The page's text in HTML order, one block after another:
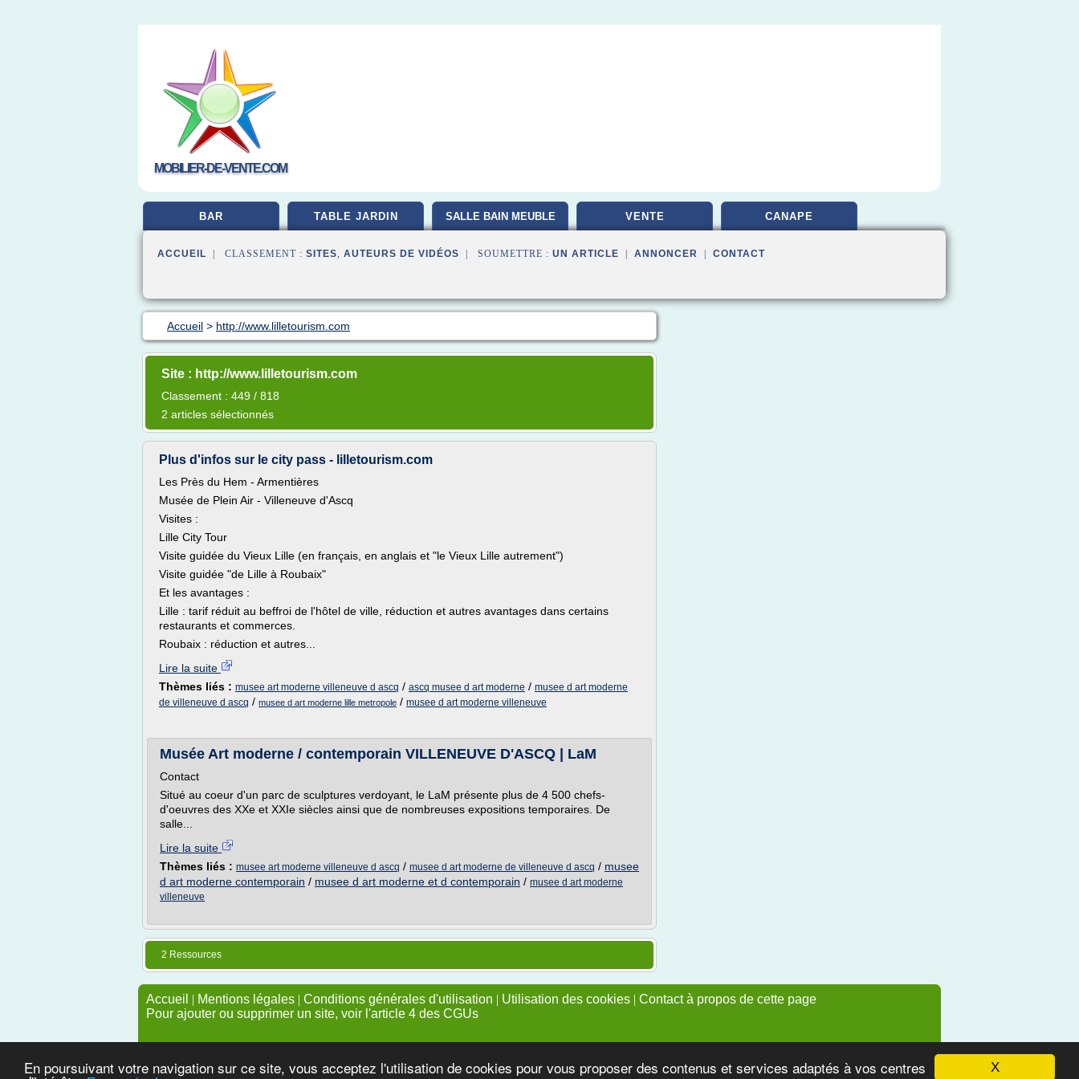
X
En poursuivant votre navigation sur ce site, vous acceptez l'utilisation de cookies pour vous proposer des contenus et services adaptés à vos centres
MOBILIER-DE-VENTE.COM
BAR TABLE JARDIN SALLE BAIN MEUBLE VENTE CANAPE
ACCUEIL | CLASSEMENT : SITES, AUTEURS DE VIDÉOS | SOUMETTRE : UN ARTICLE ANNONCER CONTACT
Accueil > http://www.lilletourism.com
Site : http://www.lilletourism.com
Classement : 449 / 818
2 articles sélectionnés
Plus d'infos sur le city pass - lilletourism.com
Les Près du Hem - Armentières
Musée de Plein Air - Villeneuve d'Ascq
Visites :
Lille City Tour
Visite guidée du Vieux Lille (en français, en anglais et "le Vieux Lille autrement")
Visite guidée "de Lille à Roubaix"
Et les avantages :
Lille : tarif réduit au beffroi de l'hôtel de ville, réduction et autres avantages dans certains
restaurants et commerces.
Roubaix : réduction et autres...
Lire la suite
Thèmes liés : musee art moderne villeneuve d ascq / ascq musee d art moderne / musee d art moderne
de villeneuve d ascq / musee d art moderne lille metropole / musee d art moderne villeneuve
Musée Art moderne / contemporain VILLENEUVE D'ASCQ | LaM
Contact
Situé au coeur d'un parc de sculptures verdoyant, le LaM présente plus de 4 500 chefs-
d'oeuvres des XXe et XXIe siècles ainsi que de nombreuses expositions temporaires. De
salle...
Lire la suite
Thèmes liés : musee art moderne villeneuve d ascq / musee d art moderne de villeneuve d ascq / musee
d art moderne contemporain / musee d art moderne et d contemporain / musee d art moderne
villeneuve
2 Ressources
Accueil | Mentions légales | Conditions générales d'utilisation | Utilisation des cookies | Contact à propos de cette page
Pour ajouter ou supprimer un site, voir l'article 4 des CGUs